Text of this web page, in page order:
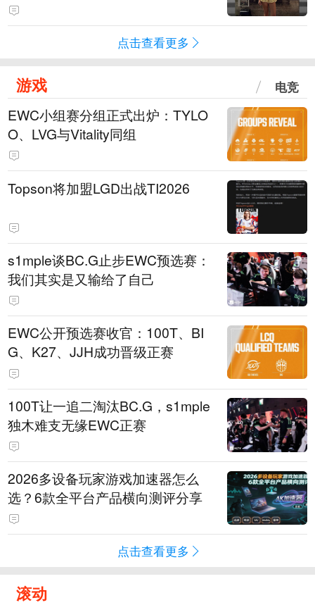
点击查看更多
游戏 电竞
EWC小组赛分组正式出炉：TYLO
O、LVG与Vitality同组
Topson将加盟LGD出战TI2026
s1mple谈BC.G止步EWC预选赛：
我们其实是又输给了自己
EWC公开预选赛收官：100T、BI
G、K27、JJH成功晋级正赛
100T让一追二淘汰BC.G，s1mple
独木难支无缘EWC正赛
2026多设备玩家游戏加速器怎么
选？6款全平台产品横向测评分享
点击查看更多
滚动